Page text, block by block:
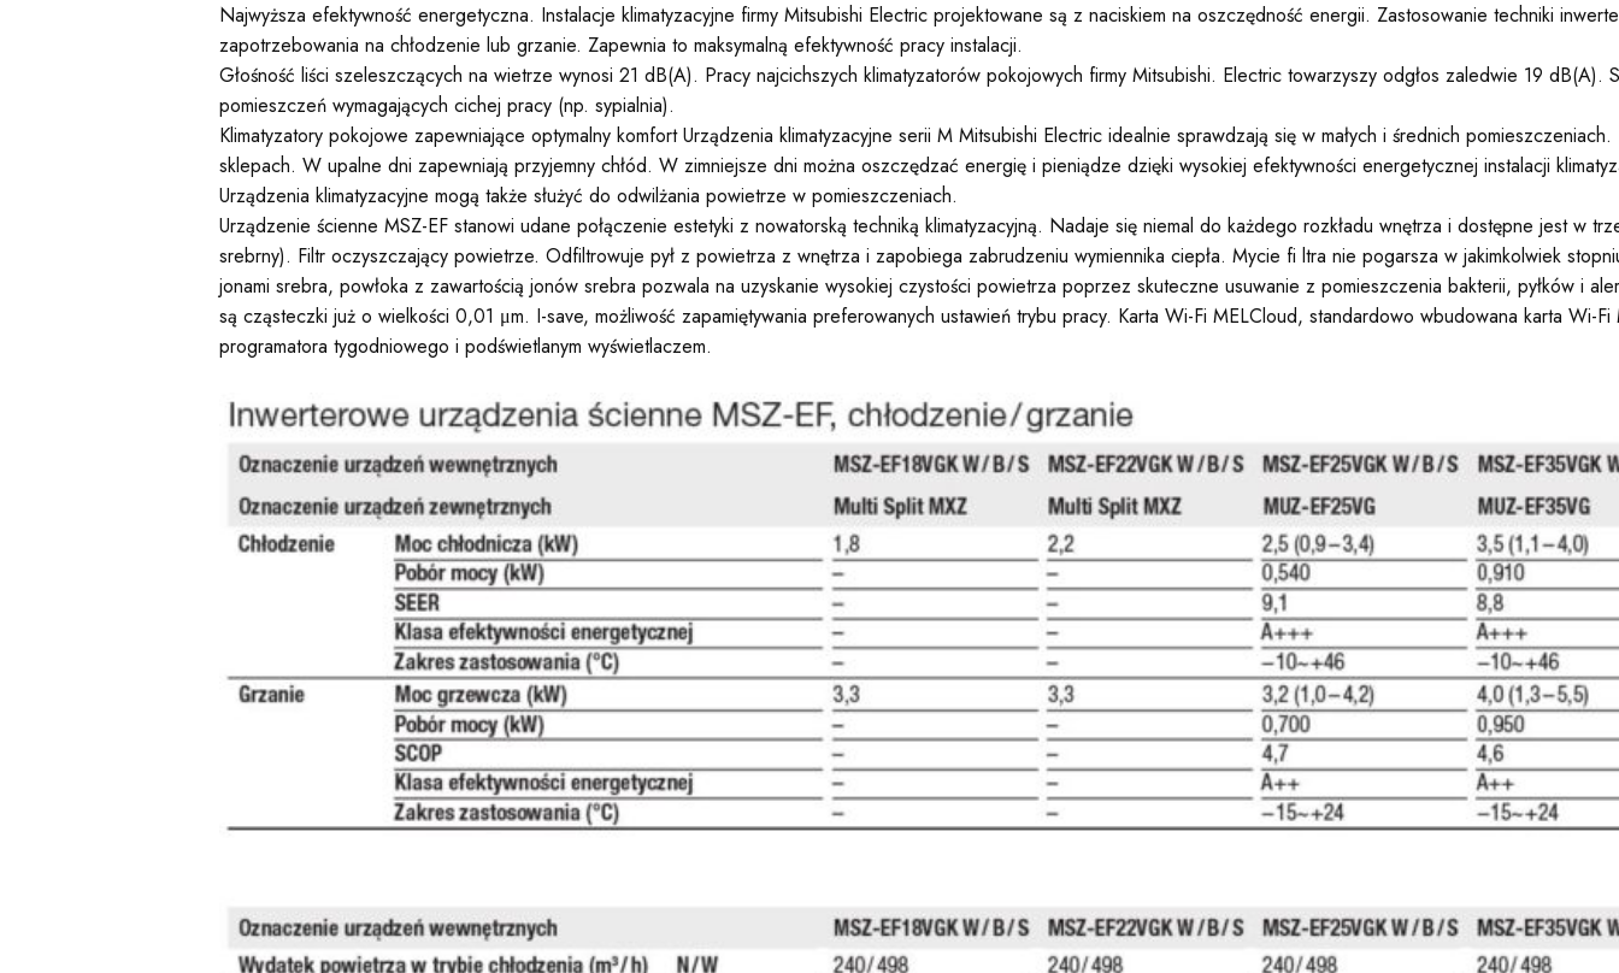
Najwyższa efektywność energetyczna. Instalacje klimatyzacyjne firmy Mitsubishi Electric projektowane są z naciskiem na oszczędność energii. Zastosowanie techniki
zapotrzebowania na chłodzenie lub grzanie. Zapewnia to maksymalną efektywność pracy instalacji.
Głośność liści szeleszczących na wietrze wynosi 21 dB(A). Pracy najcichszych klimatyzatorów pokojowych firmy Mitsubishi. Electric towarzyszy odgłos zaledwie 19 dB(A).
pomieszczeń wymagających cichej pracy (np. sypialnia).
Klimatyzatory pokojowe zapewniające optymalny komfort Urządzenia klimatyzacyjne serii M Mitsubishi Electric idealnie sprawdzają się w małych i średnich
sklepach. W upalne dni zapewniają przyjemny chłód. W zimniejsze dni można oszczędzać energię i pieniądze dzięki wysokiej efektywności energetycznej instalacji
Urządzenia klimatyzacyjne mogą także służyć do odwilżania powietrze w pomieszczeniach.
Urządzenie ścienne MSZ-EF stanowi udane połączenie estetyki z nowatorską techniką klimatyzacyjną. Nadaje się niemal do każdego rozkładu wnętrza i dostępne jest w
srebrny). Filtr oczyszczający powietrze. Odfiltrowuje pył z powietrza z wnętrza i zapobiega zabrudzeniu wymiennika ciepła. Mycie fi ltra nie pogarsza w jakimkolwiek
jonami srebra, powłoka z zawartością jonów srebra pozwala na uzyskanie wysokiej czystości powietrza poprzez skuteczne usuwanie z pomieszczenia bakterii, pyłków i
są cząsteczki już o wielkości 0,01 μm. I-save, możliwość zapamiętywania preferowanych ustawień trybu pracy. Karta Wi-Fi MELCloud, standardowo wbudowana karta
programatora tygodniowego i podświetlanym wyświetlaczem.